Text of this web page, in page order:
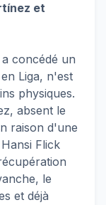
et
concédé un
Liga, n'est
physiques.
absent le
raison d'une
Flick
le
et déjà